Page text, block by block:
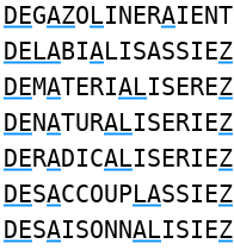
DEGAZOLINERAIENT
DELABIALISASSIEZ
DEMATERIALISEREZ
DENATURALISERIEZ
DERADICALISERIEZ
DESACCOUPLASSIEZ
DESAISONNALISIEZ